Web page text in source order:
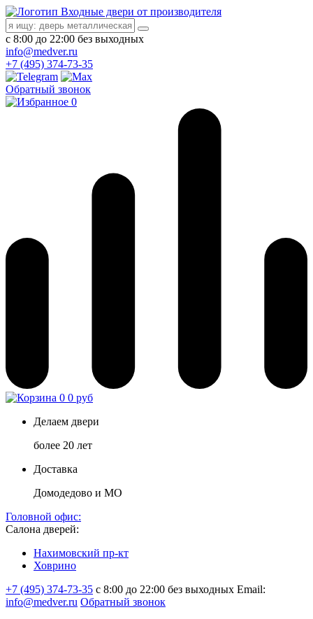
Входные двери от производителя
с 8:00 до 22:00 без выходных
info@medver.ru
+7 (495) 374-73-35
Обратный звонок
0
0 0 руб
Делаем двери
более 20 лет
Доставка
Домодедово и МО
Головной офис:
Салона дверей:
Нахимовский пр-кт
Ховрино
+7 (495) 374-73-35 с 8:00 до 22:00 без выходных Email:
info@medver.ru Обратный звонок